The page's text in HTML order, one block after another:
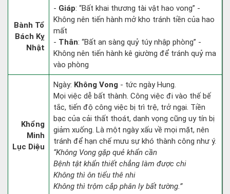
Bành Tổ
Bách Kỵ
Nhật
- Giáp: “Bất khai thương tài vật hao vong” -
Không nên tiến hành mở kho tránh tiền của hao
mất
- Thân: “Bất an sàng quỷ túy nhập phòng” -
Không nên tiến hành kê giường để tránh quỷ ma
vào phòng
Khổng
Minh
Lục Diệu
Ngày: Không Vong - tức ngày Hung.
Mọi việc dễ bất thành. Công việc đi vào thế bế
tắc, tiến độ công việc bị trì trệ, trở ngại. Tiền
bạc của cải thất thoát, danh vọng cũng uy tín bị
giảm xuống. Là một ngày xấu về mọi mặt, nên
tránh để hạn chế mưu sự khó thành công như ý.
“Không Vong gặp quẻ khẩn cần
Bệnh tật khẩn thiết chẳng làm được chi
Không thì ôn tiểu thê nhi
Không thì trộm cắp phân ly bất tường.”